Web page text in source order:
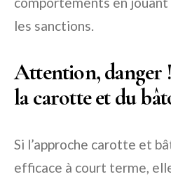
les sanctions.
Attention, danger
la carotte et du
Si l’approche carotte et
efficace à court terme,